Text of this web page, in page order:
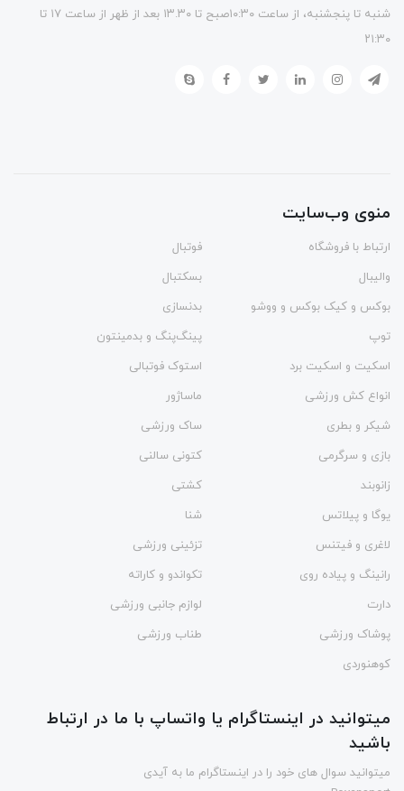
شنبه تا پنجشنبه، از ساعت ۱۰:۳۰صبح تا ۱۳.۳۰ بعد از ظهر از ساعت ۱۷ تا
۲۱:۳۰
منوی وب‌سایت
ارتباط با فروشگاه
فوتبال
والیبال
بسکتبال
بوکس و کیک بوکس و ووشو
بدنسازی
توپ
پینگ‌پنگ و بدمينتون
اسکیت و اسکیت برد
استوک فوتبالی
انواع کش ورزشی
ماساژور
شیکر و بطری
ساک ورزشی
بازی و سرگرمی
کتونی سالنی
زانوبند
کشتی
یوگا و پیلاتس
شنا
لاغری و فیتنس
تزئینی ورزشی
رانینگ و پیاده روی
تکواندو و کاراته
دارت
لوازم جانبی ورزشی
پوشاک ورزشی
طناب ورزشی
کوهنوردی
میتوانید در اینستاگرام یا واتساپ با ما در ارتباط
باشید
میتوانید سوال های خود را در اینستاگرام ما به آیدی